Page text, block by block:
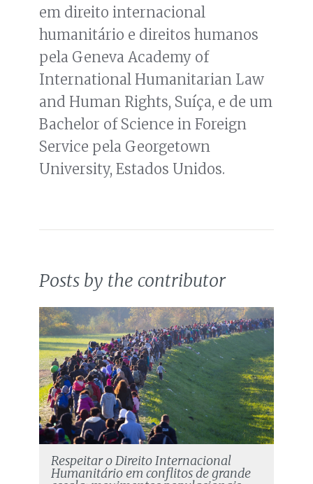
em direito internacional
humanitário e direitos humanos
pela Geneva Academy of
International Humanitarian Law
and Human Rights, Suíça, e de um
Bachelor of Science in Foreign
Service pela Georgetown
University, Estados Unidos.
Posts by the contributor
Respeitar o Direito Internacional
Humanitário em conflitos de grande